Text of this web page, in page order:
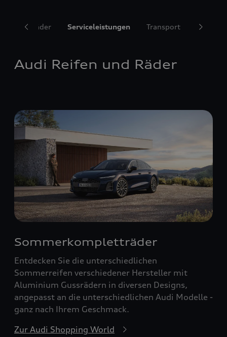
und Räder Serviceleistungen Transport
Audi Reifen und Räder
Sommerkompletträder
Entdecken Sie die unterschiedlichen
Sommerreifen verschiedener Hersteller mit
Aluminium Gussrädern in diversen Designs,
angepasst an die unterschiedlichen Audi Modelle -
ganz nach Ihrem Geschmack.
Zur Audi Shopping World